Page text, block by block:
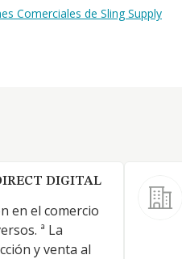
Comerciales de Sling Supply
DIGITAL
en el comercio
ª La
y venta al